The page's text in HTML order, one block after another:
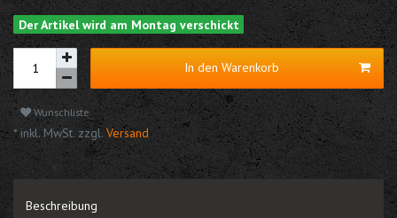
Der Artikel wird am Montag verschickt
In den Warenkorb
Wunschliste
* inkl. MwSt. zzgl. Versand
Beschreibung